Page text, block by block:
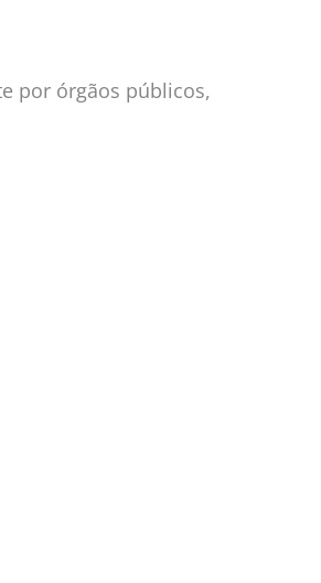
por órgãos públicos,